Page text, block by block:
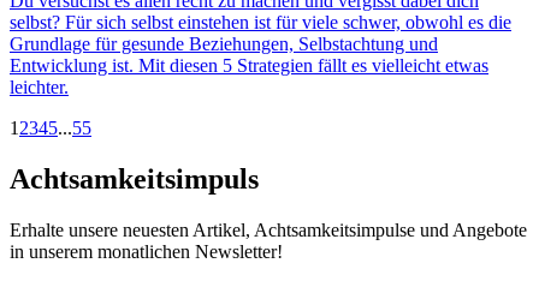
selbst? Für sich selbst einstehen ist für viele schwer, obwohl es die
Grundlage für gesunde Beziehungen, Selbstachtung und
Entwicklung ist. Mit diesen 5 Strategien fällt es vielleicht etwas
leichter.
1 2345...55
Achtsamkeitsimpuls
Erhalte unsere neuesten Artikel, Achtsamkeitsimpulse und Angebote
in unserem monatlichen Newsletter!